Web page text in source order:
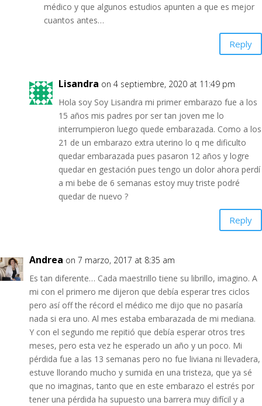
médico y que algunos estudios apunten a que es mejor
cuantos antes…
Reply
Lisandra on 4 septiembre, 2020 at 11:49 pm
Hola soy Soy Lisandra mi primer embarazo fue a los
15 años mis padres por ser tan joven me lo
interrumpieron luego quede embarazada. Como a los
21 de un embarazo extra uterino lo q me dificulto
quedar embarazada pues pasaron 12 años y logre
quedar en gestación pues tengo un dolor ahora perdí
a mi bebe de 6 semanas estoy muy triste podré
quedar de nuevo ?
Reply
Andrea on 7 marzo, 2017 at 8:35 am
Es tan diferente… Cada maestrillo tiene su librillo, imagino. A
mi con el primero me dijeron que debía esperar tres ciclos
pero así off the récord el médico me dijo que no pasaría
nada si era uno. Al mes estaba embarazada de mi mediana.
Y con el segundo me repitió que debía esperar otros tres
meses, pero esta vez he esperado un año y un poco. Mi
pérdida fue a las 13 semanas pero no fue liviana ni llevadera,
estuve llorando mucho y sumida en una tristeza, que ya sé
que no imaginas, tanto que en este embarazo el estrés por
tener una pérdida ha supuesto una barrera muy difícil y a